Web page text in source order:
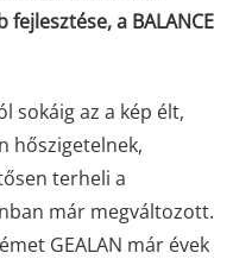
a BALANCE
sokáig az a kép élt,
hőszigetelnek,
terheli a
már megváltozott.
GEALAN már évek